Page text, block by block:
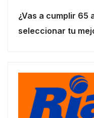
¿Vas a cumplir 65
seleccionar tu